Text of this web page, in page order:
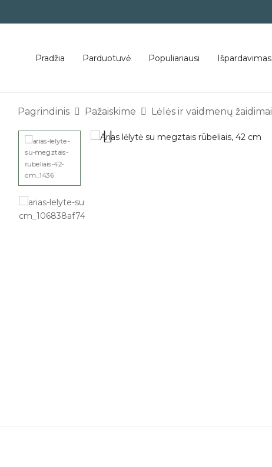
Pradžia Parduotuvė Populiariausi Išpardavimas
Pagrindinis Pažaiskime Lėlės ir vaidmenų žaidimai